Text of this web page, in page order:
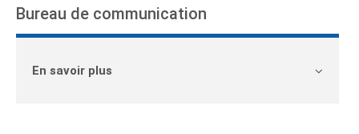
Bureau de communication
En savoir plus